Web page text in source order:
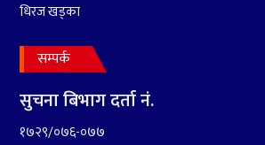
धिरज खड्का
सम्पर्क
सुचना बिभाग दर्ता नं.
१७२९/०७६-०७७